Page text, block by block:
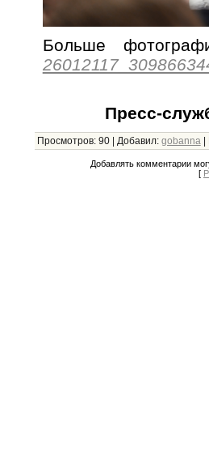
Больше
Пресс-
Просмотров: 90| Добавил: gobanna |
Добавлять комментарии
[